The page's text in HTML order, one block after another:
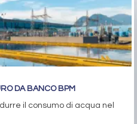
DA BANCO BPM
il consumo di acqua nel